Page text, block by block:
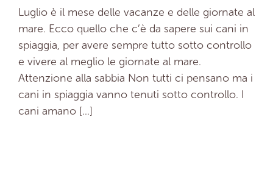
Luglio è il mese delle vacanze e delle giornate al
mare. Ecco quello che c’è da sapere sui cani in
spiaggia, per avere sempre tutto sotto controllo
e vivere al meglio le giornate al mare.
Attenzione alla sabbia Non tutti ci pensano ma i
cani in spiaggia vanno tenuti sotto controllo. I
cani amano [...]